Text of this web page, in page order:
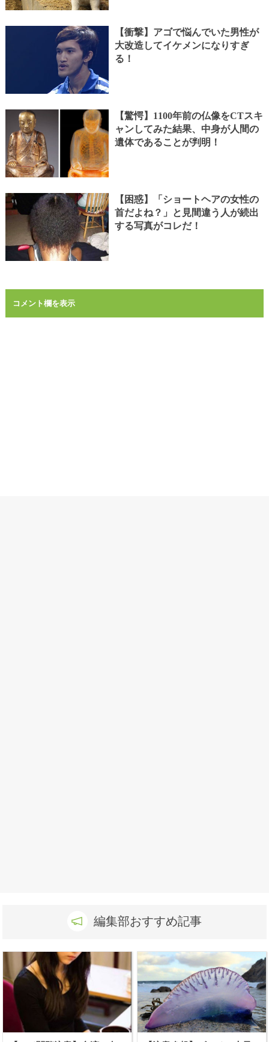
【衝撃】アゴで悩んでいた男性が
大改造してイケメンになりすぎ
る！
【驚愕】1100年前の仏像をCTスキ
ャンしてみた結果、中身が人間の
遺体であることが判明！
【困惑】「ショートヘアの女性の
首だよね？」と見間違う人が続出
する写真がコレだ！
コメント欄を表示
編集部おすすめ記事